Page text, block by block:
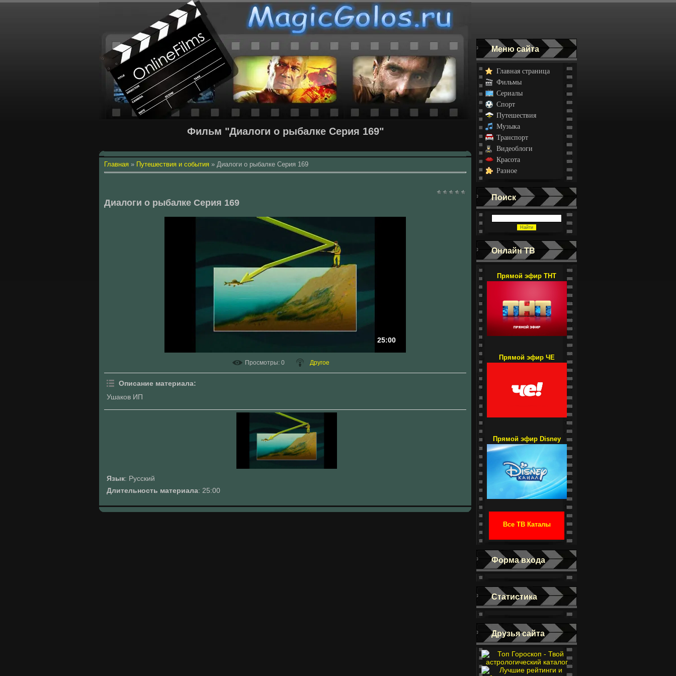
Фильм "Диалоги о рыбалке Серия 169"
Главная » Путешествия и события » Диалоги о рыбалке Серия 169
Диалоги о рыбалке Серия 169
25:00
Просмотры: 0 Другое
Описание материала:
Ушаков ИП
Язык: Русский
Длительность материала: 25:00
Меню сайта
Главная страница
Фильмы
Сериалы
Спорт
Путешествия
Музыка
Транспорт
Видеоблоги
Красота
Разное
Поиск
Онлайн ТВ
Прямой эфир ТНТ
Прямой эфир ЧЕ
Прямой эфир Disney
Все ТВ Каталы
Форма входа
Статистика
Друзья сайта